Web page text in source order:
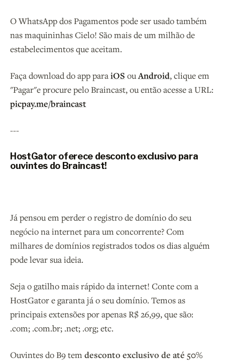
O WhatsApp dos Pagamentos pode ser usado também
nas maquininhas Cielo! São mais de um milhão de
estabelecimentos que aceitam.
Faça download do app paraiOS ouAndroid, clique em
"Pagar"e procure pelo Braincast, ou então acesse a URL:
picpay.me/braincast
---
HostGator oferece desconto exclusivo para
ouvintes do Braincast!
Já pensou em perder o registro de domínio do seu
negócio na internet para um concorrente? Com
milhares de domínios registrados todos os dias alguém
pode levar sua ideia.
Seja o gatilho mais rápido da internet! Conte com a
HostGator e garanta já o seu domínio. Temos as
principais extensões por apenas R$ 26,99, que são:
.com; .com.br; .net; .org; etc.
Ouvintes do B9 temdesconto exclusivo de até 50%